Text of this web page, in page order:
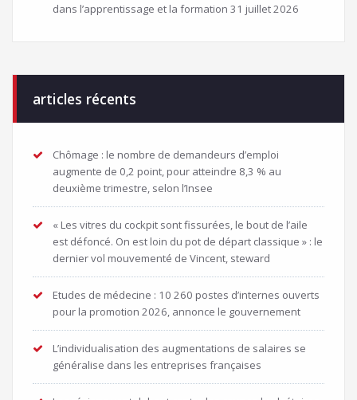
dans l’apprentissage et la formation 31 juillet 2026
articles récents
Chômage : le nombre de demandeurs d’emploi
augmente de 0,2 point, pour atteindre 8,3 % au
deuxième trimestre, selon l’Insee
« Les vitres du cockpit sont fissurées, le bout de l’aile
est défoncé. On est loin du pot de départ classique » : le
dernier vol mouvementé de Vincent, steward
Etudes de médecine : 10 260 postes d’internes ouverts
pour la promotion 2026, annonce le gouvernement
L’individualisation des augmentations de salaires se
généralise dans les entreprises françaises